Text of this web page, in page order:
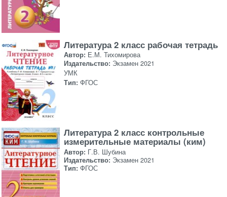
Литература 2 класс рабочая тетрадь
Автор: Е.М. Тихомирова
Издательство: Экзамен 2021
УМК
Тип: ФГОС
Литература 2 класс контрольные
измерительные материалы (ким)
Автор: Г.В. Шубина
Издательство: Экзамен 2021
Тип: ФГОС